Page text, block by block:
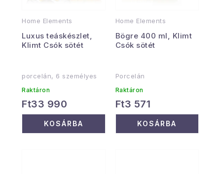
Home Elements
Luxus teáskészlet,
Klimt Csók sötét
porcelán, 6 személyes
Raktáron
Ft33 990
KOSÁRBA
Home Elements
Bögre 400 ml, Klimt
Csók sötét
Porcelán
Raktáron
Ft3 571
KOSÁRBA